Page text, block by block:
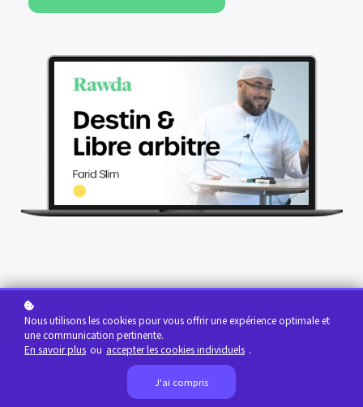
Nous utilisons les cookies pour vous offrir une expérience optimale et
une communication pertinente.
En savoir plus ou accepter les cookies individuels .
J'ai compris